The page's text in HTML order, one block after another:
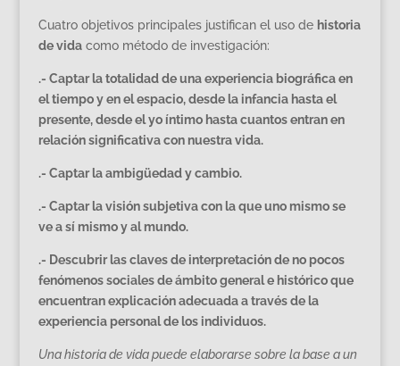
Cuatro objetivos principales justifican el uso de historia
de vidacomo método de investigación:
.- Captar la totalidad de una experiencia biográfica en
el tiempo y en el espacio, desde la infancia hasta el
presente, desde el yo íntimo hasta cuantos entran en
relación significativa con nuestra vida.
.- Captar la ambigüedad y cambio.
.- Captar la visión subjetiva con la que uno mismo se
ve a sí mismo y al mundo.
.- Descubrir las claves de interpretación de no pocos
fenómenos sociales de ámbito general e histórico que
encuentran explicación adecuada a través de la
experiencia personal de los individuos.
Una historia de vida puede elaborarse sobre la base a un